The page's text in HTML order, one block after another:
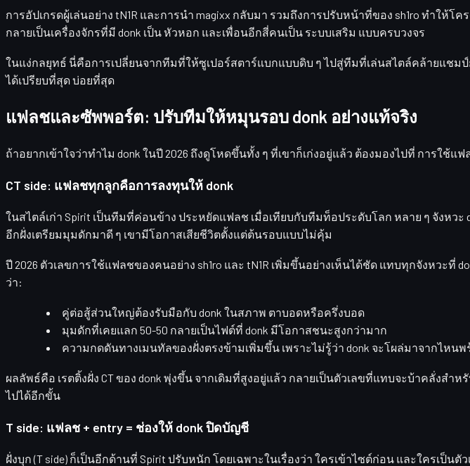
การอัปเกรดผู้เล่นอย่าง tN1R และการนำ magixx กลับมา รวมถึงการปรับหน้าที่ของ sh1ro ทำให้โค
กลายเป็นเครื่องจักรที่มี donk เป็นหัวหอก และเพื่อนอีกสี่คนเป็น ระบบเสริม แบบครบวงจร
ในแง่กลยุทธ์ นี่คือการเปลี่ยนจากทีมที่ให้ซูเปอร์สตาร์แบกแบบดิบ ๆ ไปสู่ทีมที่เล่นสไตล์คล้ายแชม
ได้เปรียบที่สุดบ่อยที่สุด
แฟลชและซัพพอร์ต: ปรับทีมให้หมุนรอบ donk อย่างแท้จริง
ถ้าอยากเข้าใจว่าทำไม donk ในปี 2026 ถึงดูโหดขึ้นทั้ง ๆ ที่เขาก็เก่งอยู่แล้ว ต้องมองไปที่ การใช้แฟ
CT side: แฟลชทุกลูกคือการลงทุนให้ donk
ในสไตล์เก่า Spirit เป็นทีมที่ค่อนข้าง ประหยัดแฟลช เมื่อเทียบกับทีมท็อประดับโลก หลาย ๆ จังหว
อีกฝั่งเตรียมมุมดักมาดี ๆ เขามีโอกาสเสียชีวิตตั้งแต่ต้นรอบแบบไม่คุ้ม
ปี 2026 ตัวเลขการใช้แฟลชของคนอย่าง sh1ro และ tN1R เพิ่มขึ้นอย่างเห็นได้ชัด แทบทุกจังหวะที่
ว่า:
คู่ต่อสู้ส่วนใหญ่ต้องรับมือกับ donk ในสภาพ ตาบอดหรือครึ่งบอด
มุมดักที่เคยแลก 50-50 กลายเป็นไฟต์ที่ donk มีโอกาสชนะสูงกว่ามาก
ความกดดันทางเมนทัลของฝั่งตรงข้ามเพิ่มขึ้น เพราะไม่รู้ว่า donk จะโผล่มาจากไหน
ผลลัพธ์คือ เรตติ้งฝั่ง CT ของ donk พุ่งขึ้น จากเดิมที่สูงอยู่แล้ว กลายเป็นตัวเลขที่แทบจะบ้าคลั่งสำ
ไปได้อีกขั้น
T side: แฟลช + entry = ช่องให้ donk ปิดบัญชี
ฝั่งบุก (T side) ก็เป็นอีกด้านที่ Spirit ปรับหนัก โดยเฉพาะในเรื่องว่า ใครเข้าไซต์ก่อน และใครเป็นตัว